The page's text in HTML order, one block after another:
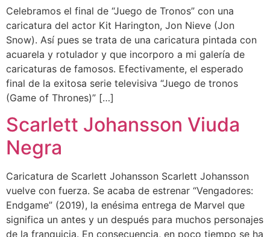
Celebramos el final de “Juego de Tronos” con una
caricatura del actor Kit Harington, Jon Nieve (Jon
Snow). Así pues se trata de una caricatura pintada con
acuarela y rotulador y que incorporo a mi galería de
caricaturas de famosos. Efectivamente, el esperado
final de la exitosa serie televisiva “Juego de tronos
(Game of Thrones)” […]
Scarlett Johansson Viuda
Negra
Caricatura de Scarlett Johansson Scarlett Johansson
vuelve con fuerza. Se acaba de estrenar “Vengadores:
Endgame” (2019), la enésima entrega de Marvel que
significa un antes y un después para muchos personajes
de la franquicia. En consecuencia, en poco tiempo se ha